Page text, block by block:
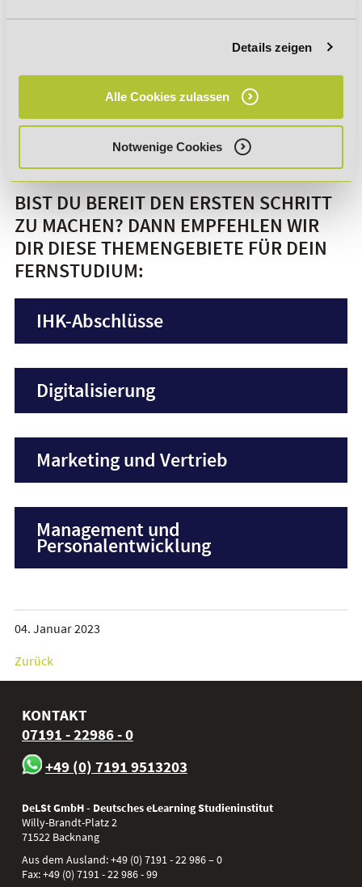
Details zeigen
Alle Cookies zulassen
Notwenige Cookies
Um das Personalgespräch erfolgreich zu meistern, ist eine
gute Vorbereitung unerlässlich. Das schafft Selbstvertrauen
um die Vorteile für das Unternehmen souverän darzustellen.
Win-Win-Situationfür Arbeitgeber
und Arbeitnehmer sein, sodass dem Fernstudium nichts
mehr im Wege steht.
BIST DU BEREIT DEN ERSTEN SCHRITT
ZU MACHEN? DANN EMPFEHLEN WIR
DIR DIESE THEMENGEBIETE FÜR DEIN
FERNSTUDIUM:
IHK-Abschlüsse
Digitalisierung
Marketing und Vertrieb
Management und
Personalentwicklung
04. Januar 2023
Zurück
KONTAKT
07191 - 22986 - 0
+49 (0) 7191 9513203
DeLSt GmbH - Deutsches eLearning Studieninstitut
Willy-Brandt-Platz 2
71522 Backnang
Aus dem Ausland:+49 (0) 7191 - 22 986 – 0
Fax:+49 (0) 7191 - 22 986 - 99